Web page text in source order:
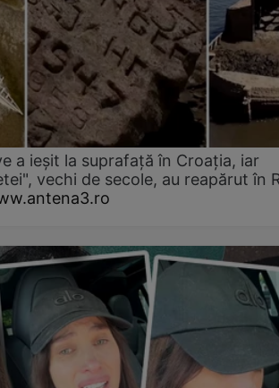
a ieșit la suprafață în Croația, iar
vechi de secole, au reapărut în